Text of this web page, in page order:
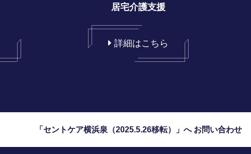
居宅介護支援
詳細はこちら
「セントケア横浜泉（2025.5.26移転）」へ お問い合わせ